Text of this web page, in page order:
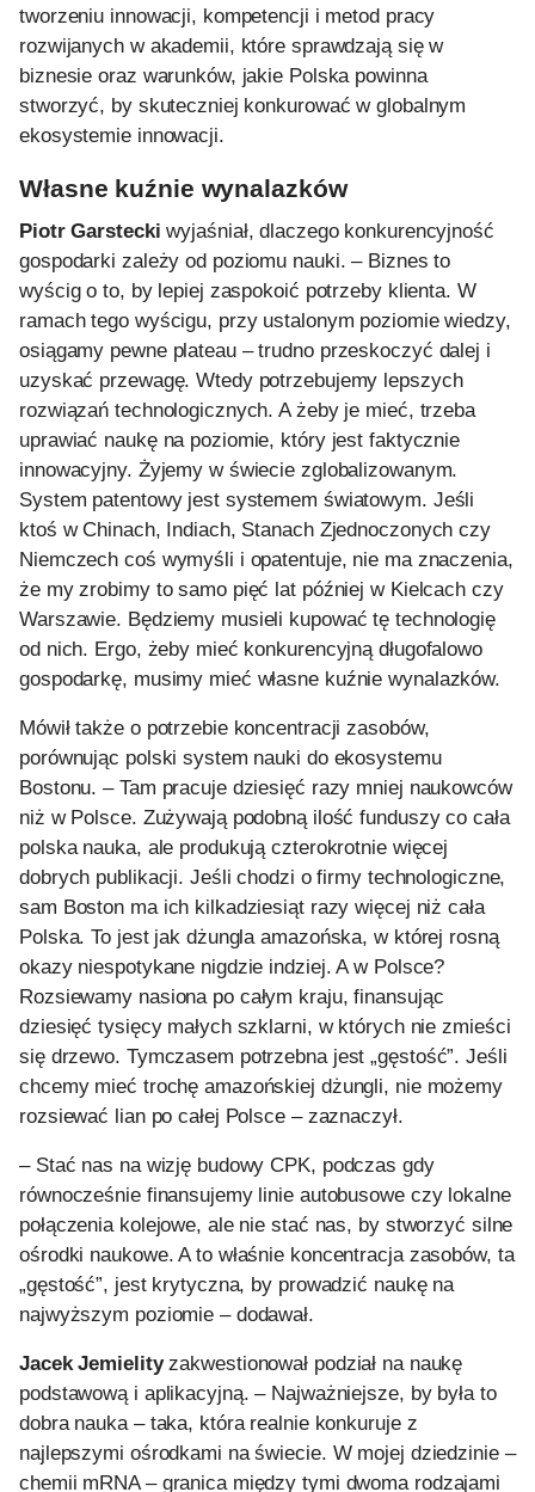
tworzeniu innowacji, kompetencji i metod pracy
rozwijanych w akademii, które sprawdzają się w
biznesie oraz warunków, jakie Polska powinna
stworzyć, by skuteczniej konkurować w globalnym
ekosystemie innowacji.
Własne kuźnie wynalazków
Piotr Garstecki wyjaśniał, dlaczego konkurencyjność
gospodarki zależy od poziomu nauki. – Biznes to
wyścig o to, by lepiej zaspokoić potrzeby klienta. W
ramach tego wyścigu, przy ustalonym poziomie wiedzy,
osiągamy pewne plateau – trudno przeskoczyć dalej i
uzyskać przewagę. Wtedy potrzebujemy lepszych
rozwiązań technologicznych. A żeby je mieć, trzeba
uprawiać naukę na poziomie, który jest faktycznie
innowacyjny. Żyjemy w świecie zglobalizowanym.
System patentowy jest systemem światowym. Jeśli
ktoś w Chinach, Indiach, Stanach Zjednoczonych czy
Niemczech coś wymyśli i opatentuje, nie ma znaczenia,
że my zrobimy to samo pięć lat później w Kielcach czy
Warszawie. Będziemy musieli kupować tę technologię
od nich. Ergo, żeby mieć konkurencyjną długofalowo
gospodarkę, musimy mieć własne kuźnie wynalazków.
Mówił także o potrzebie koncentracji zasobów,
porównując polski system nauki do ekosystemu
Bostonu. – Tam pracuje dziesięć razy mniej naukowców
niż w Polsce. Zużywają podobną ilość funduszy co cała
polska nauka, ale produkują czterokrotnie więcej
dobrych publikacji. Jeśli chodzi o firmy technologiczne,
sam Boston ma ich kilkadziesiąt razy więcej niż cała
Polska. To jest jak dżungla amazońska, w której rosną
okazy niespotykane nigdzie indziej. A w Polsce?
Rozsiewamy nasiona po całym kraju, finansując
dziesięć tysięcy małych szklarni, w których nie zmieści
się drzewo. Tymczasem potrzebna jest „gęstość”. Jeśli
chcemy mieć trochę amazońskiej dżungli, nie możemy
rozsiewać lian po całej Polsce – zaznaczył.
– Stać nas na wizję budowy CPK, podczas gdy
równocześnie finansujemy linie autobusowe czy lokalne
połączenia kolejowe, ale nie stać nas, by stworzyć silne
ośrodki naukowe. A to właśnie koncentracja zasobów, ta
„gęstość”, jest krytyczna, by prowadzić naukę na
najwyższym poziomie – dodawał.
Jacek Jemielityzakwestionował podział na naukę
podstawową i aplikacyjną. – Najważniejsze, by była to
dobra nauka – taka, która realnie konkuruje z
najlepszymi ośrodkami na świecie. W mojej dziedzinie –
chemii mRNA – granica między tymi dwoma rodzajami